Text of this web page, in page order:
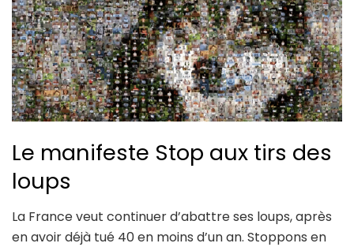
Le manifeste Stop aux tirs des
loups
La France veut continuer d’abattre ses loups, après
en avoir déjà tué 40 en moins d’un an. Stoppons en